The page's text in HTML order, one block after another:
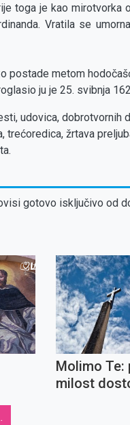
toga je kao mirotvorka
Vratila se
postade metom
ju je 25. svibnja
udovica, dobrotvornih
trećoredica, žrtava
gotovo isključivo od
Molimo Te:
milost